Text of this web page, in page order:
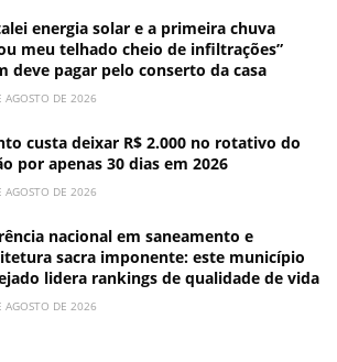
energia solar e a primeira chuva
meu telhado cheio de infiltrações”
deve pagar pelo conserto da casa
AGOSTO DE 2026
custa deixar R$ 2.000 no rotativo do
por apenas 30 dias em 2026
AGOSTO DE 2026
nacional em saneamento e
sacra imponente: este município
lidera rankings de qualidade de vida
AGOSTO DE 2026